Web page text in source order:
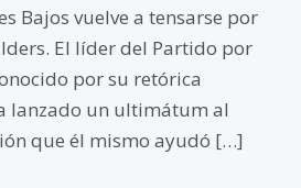
Bajos vuelve a tensarse por
El líder del Partido por
por su retórica
lanzado un ultimátum al
que él mismo ayudó […]